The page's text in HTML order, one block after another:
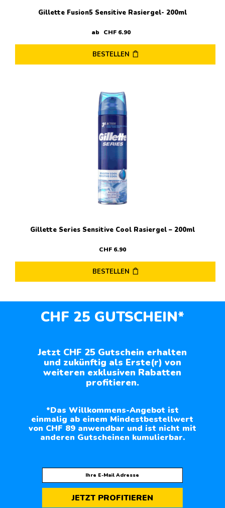
Gillette Fusion5 Sensitive Rasiergel- 200ml
ab CHF 6.90
BESTELLEN
Gillette Series Sensitive Cool Rasiergel – 200ml
CHF6.90
BESTELLEN
CHF 25 GUTSCHEIN*
Jetzt CHF 25 Gutschein erhalten
und zukünftig als Erste(r) von
weiteren exklusiven Rabatten
profitieren.
*Das Willkommens-Angebot ist
einmalig ab einem Mindestbestellwert
von CHF 89 anwendbar und ist nicht mit
anderen Gutscheinen kumulierbar.
JETZT PROFITIEREN